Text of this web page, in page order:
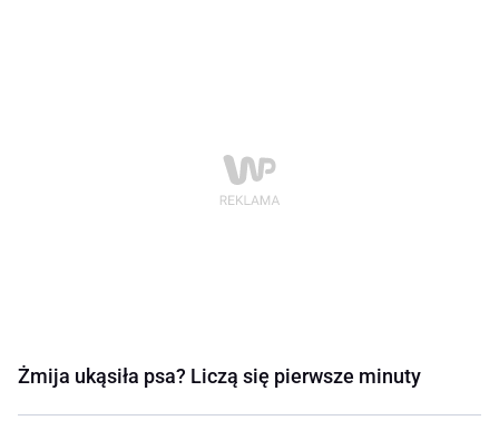
Żmija ukąsiła psa? Liczą się pierwsze minuty